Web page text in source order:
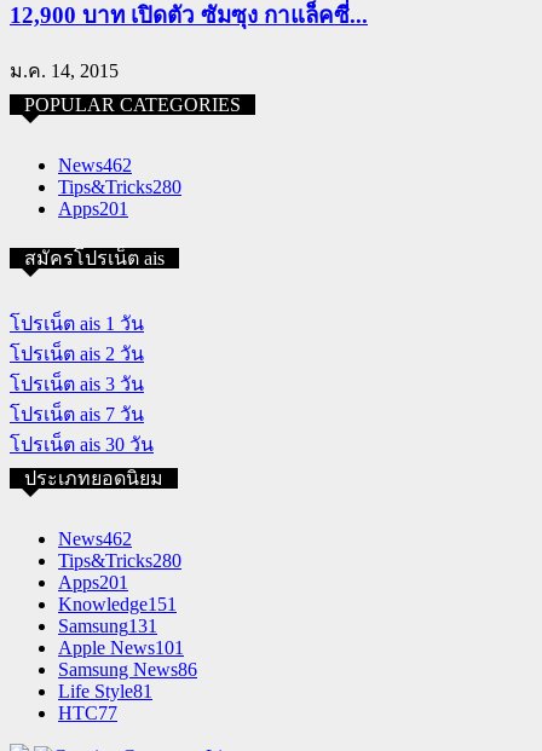
12,900 บาท เปิดตัว ซัมซุง กาแล็คซี่...
ม.ค. 14, 2015
POPULAR CATEGORIES
News462
Tips&Tricks280
Apps201
สมัครโปรเน็ต ais
โปรเน็ต ais 1 วัน
โปรเน็ต ais 2 วัน
โปรเน็ต ais 3 วัน
โปรเน็ต ais 7 วัน
โปรเน็ต ais 30 วัน
ประเภทยอดนิยม
News462
Tips&Tricks280
Apps201
Knowledge151
Samsung131
Apple News101
Samsung News86
Life Style81
HTC77